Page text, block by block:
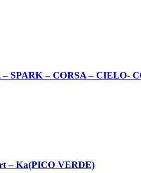
SPARK – CORSA – CIELO-
– Ka(PICO VERDE)